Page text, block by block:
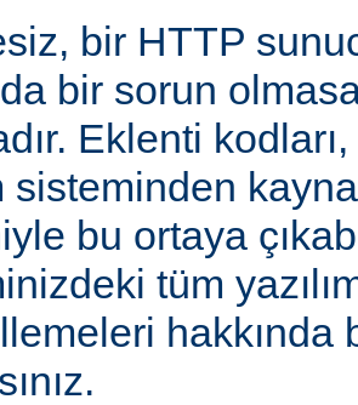
bir HTTP
bir sorun
Eklenti
sisteminden
bu ortaya
tüm
hakkında